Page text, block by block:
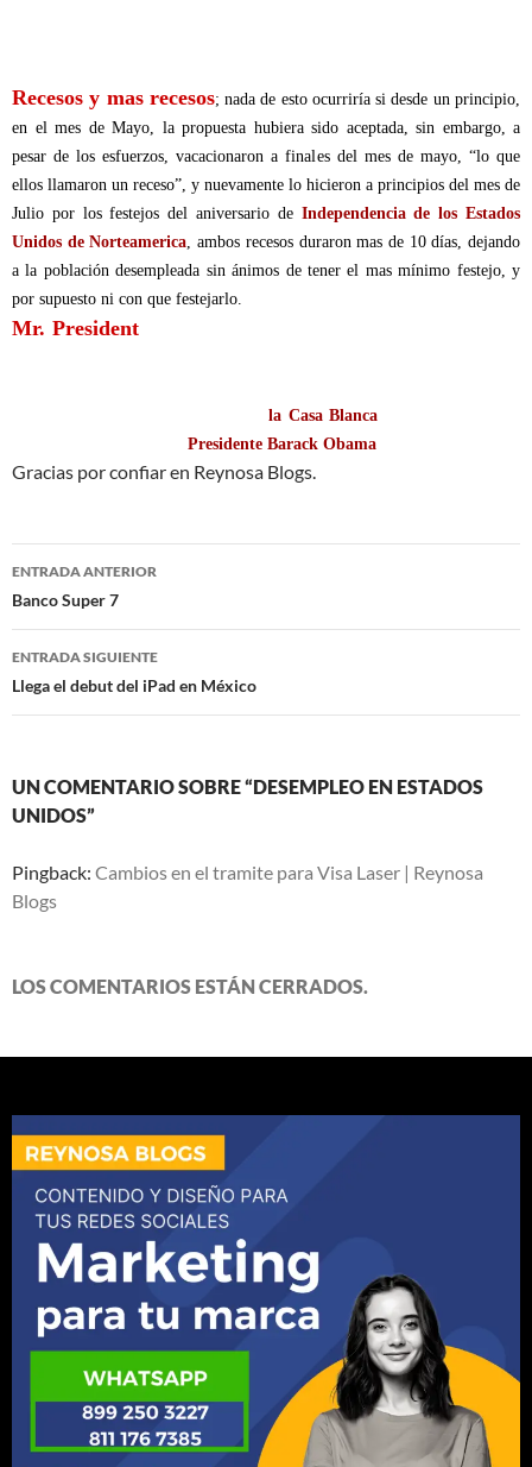
Recesos y mas recesos; nada de esto ocurriría si desde un principio,
en el mes de Mayo, la propuesta hubiera sido aceptada, sin embargo, a
pesar de los esfuerzos, vacacionaron a finales del mes de mayo, “lo que
ellos llamaron un receso”, y nuevamente lo hicieron a principios del mes de
Julio por los festejos del aniversario de Independencia de los Estados
Unidos de Norteamerica, ambos recesos duraron mas de 10 días, dejando
a la población desempleada sin ánimos de tener el mas mínimo festejo, y
por supuesto ni con que festejarlo.
Mr. President
propuesta, inmediatamente se lleve ala Casa Blanca
Presidente Barack Obama
Gracias por confiar en Reynosa Blogs.
Navegación
de
entradas
ENTRADA ANTERIOR
Banco Super 7
ENTRADA SIGUIENTE
Llega el debut del iPad en México
UN COMENTARIO SOBRE “DESEMPLEO EN ESTADOS
UNIDOS”
Pingback: Cambios en el tramite para Visa Laser | Reynosa
Blogs
LOS COMENTARIOS ESTÁN CERRADOS.